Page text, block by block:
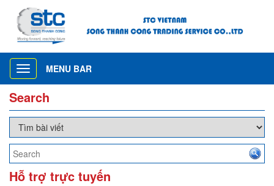
Toggle
navigation
MENU BAR
Search
Hỗ trợ trực tuyến